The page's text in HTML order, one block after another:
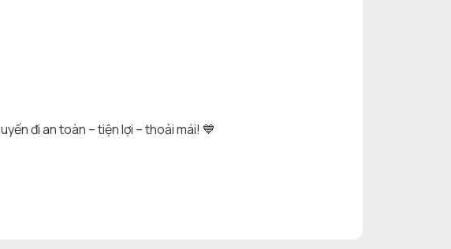
đi an toàn – tiện lợi – thoải mái! 💙